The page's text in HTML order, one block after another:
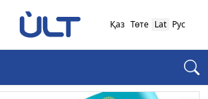
Қаз Төте Lat Рус